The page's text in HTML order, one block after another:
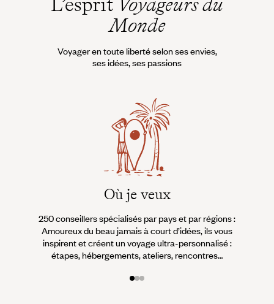
Monde
Voyager en toute liberté selon ses envies,
ses idées, ses passions
Où je veux
250 conseillers spécialisés par pays et par régions :
Amoureux du beau jamais à court d’idées, ils vous
inspirent et créent un voyage ultra-personnalisé :
étapes, hébergements, ateliers, rencontres…